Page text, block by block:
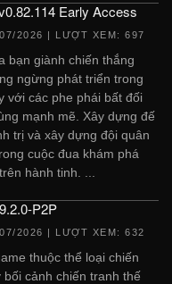
Early Access
2026 | LƯỢT XEM: 697
bạn giành chiến thắng
ngừng phát triển trong
với các phe phái bất đối
mạnh mẽ. Xây dựng đế
trị và xây dựng đội quân
cuộc đua khám phá
hành tinh. ...
P2P
2026 | LƯỢT XEM: 632
thuộc thể loại chiến
cảnh chiến tranh thế